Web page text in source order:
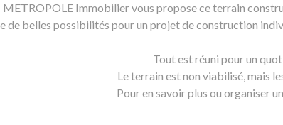
METROPOLE Immobilier vous propose ce terrain
de belles possibilités pour un projet de construction
Tout est réuni pour un
Le terrain est non viabilisé, mais
Pour en savoir plus ou organiser